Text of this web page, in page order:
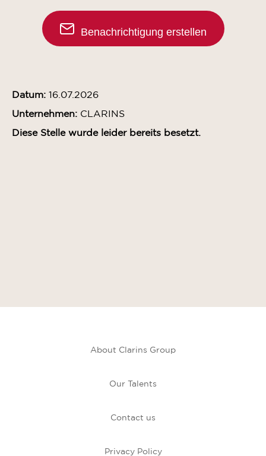
Benachrichtigung erstellen
Datum: 16.07.2026
Unternehmen: CLARINS
Diese Stelle wurde leider bereits besetzt.
About Clarins Group
Our Talents
Contact us
Privacy Policy